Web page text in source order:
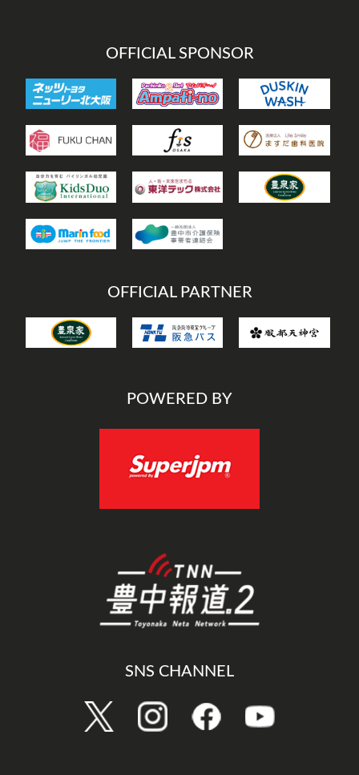
OFFICIAL SPONSOR
OFFICIAL PARTNER
POWERED BY
SNS CHANNEL